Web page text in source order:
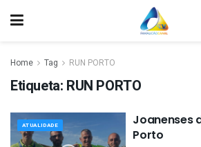
Home Tag RUN PORTO
Etiqueta: RUN PORTO
ATUALIDADE
Joanenses
Porto